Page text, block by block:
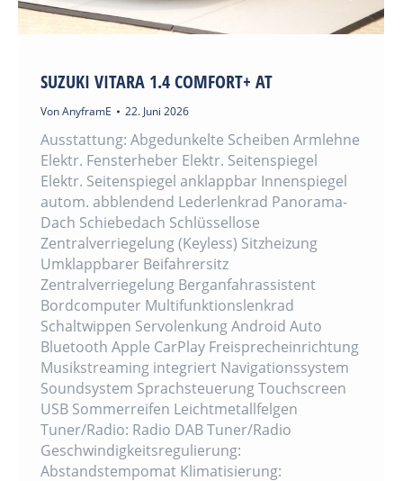
SUZUKI VITARA 1.4 COMFORT+ AT
VonAnyframE 22. Juni 2026
Ausstattung: Abgedunkelte Scheiben Armlehne
Elektr. Fensterheber Elektr. Seitenspiegel
Elektr. Seitenspiegel anklappbar Innenspiegel
autom. abblendend Lederlenkrad Panorama-
Dach Schiebedach Schlüssellose
Zentralverriegelung (Keyless) Sitzheizung
Umklappbarer Beifahrersitz
Zentralverriegelung Berganfahrassistent
Bordcomputer Multifunktionslenkrad
Schaltwippen Servolenkung Android Auto
Bluetooth Apple CarPlay Freisprecheinrichtung
Musikstreaming integriert Navigationssystem
Soundsystem Sprachsteuerung Touchscreen
USB Sommerreifen Leichtmetallfelgen
Tuner/Radio: Radio DAB Tuner/Radio
Geschwindigkeitsregulierung:
Abstandstempomat Klimatisierung: